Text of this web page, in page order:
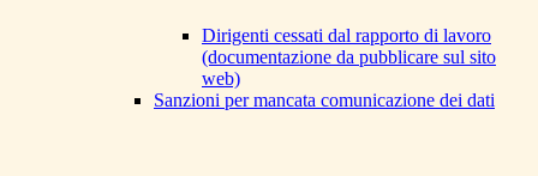
Dirigenti cessati dal rapporto di lavoro
(documentazione da pubblicare sul sito
web)
Sanzioni per mancata comunicazione dei dati